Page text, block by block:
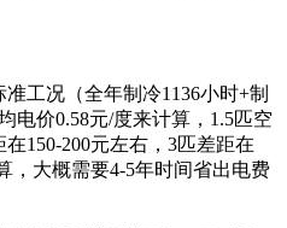
工况（全年制冷1136小时+制
电价0.58元/度来计算，1.5匹空
150-200元左右，3匹差距在
，大概需要4-5年时间省出电费